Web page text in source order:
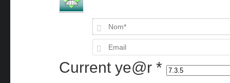
Current ye@r *